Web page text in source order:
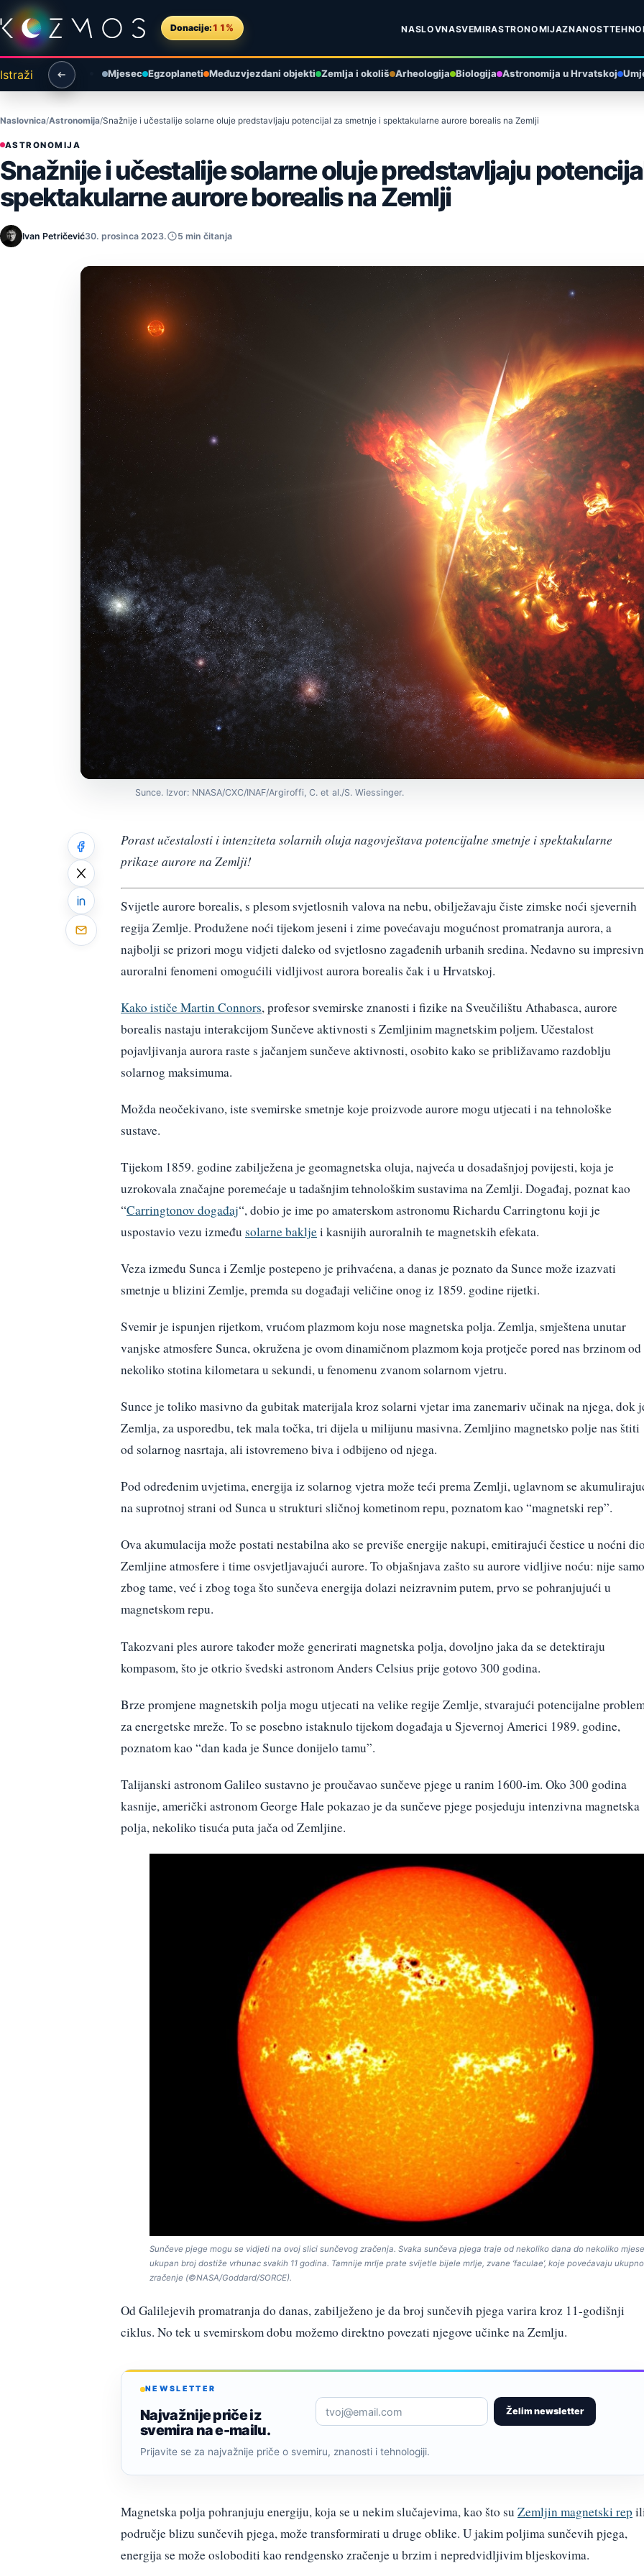
Preskoči na sadržaj
Donacije: 11% NASLOVNASVEMIRASTRONOMIJAZNANOST
Istraži Mjesec Egzoplaneti Međuzvjezdani objekti Zemlja i okoliš Arheologija Biologija Astronomija u Hrvatskoj
Naslovnica Astronomija Snažnije i učestalije solarne oluje predstavljaju potencijal za smetnje i spektakularne aurore borealis na Zemlji
ASTRONOMIJA
Snažnije i učestalije solarne oluje predstavljaju
spektakularne aurore borealis na Zemlji
Ivan Petričević30. prosinca 2023. 5 min čitanja
Sunce. Izvor: NNASA/CXC/INAF/Argiroffi, C. et al./S. Wiessinger.
Porast učestalosti i intenziteta solarnih oluja nagovještava potencijalne smetnje i spektakularne
prikaze aurore na Zemlji!
Svijetle aurore borealis, s plesom svjetlosnih valova na nebu, obilježavaju čiste zimske noći sjevernih
regija Zemlje. Produžene noći tijekom jeseni i zime povećavaju mogućnost promatranja aurora, a
najbolji se prizori mogu vidjeti daleko od svjetlosno zagađenih urbanih sredina. Nedavno su
auroralni fenomeni omogućili vidljivost aurora borealis čak i u Hrvatskoj.
Kako ističe Martin Connors, profesor svemirske znanosti i fizike na Sveučilištu Athabasca, aurore
borealis nastaju interakcijom Sunčeve aktivnosti s Zemljinim magnetskim poljem. Učestalost
pojavljivanja aurora raste s jačanjem sunčeve aktivnosti, osobito kako se približavamo razdoblju
solarnog maksimuma.
Možda neočekivano, iste svemirske smetnje koje proizvode aurore mogu utjecati i na tehnološke
sustave.
Tijekom 1859. godine zabilježena je geomagnetska oluja, najveća u dosadašnjoj povijesti, koja je
uzrokovala značajne poremećaje u tadašnjim tehnološkim sustavima na Zemlji. Događaj, poznat kao
“Carringtonov događaj“, dobio je ime po amaterskom astronomu Richardu Carringtonu koji je
uspostavio vezu između solarne bakljei kasnijih auroralnih te magnetskih efekata.
Veza između Sunca i Zemlje postepeno je prihvaćena, a danas je poznato da Sunce može izazvati
smetnje u blizini Zemlje, premda su događaji veličine onog iz 1859. godine rijetki.
Svemir je ispunjen rijetkom, vrućom plazmom koju nose magnetska polja. Zemlja, smještena unutar
vanjske atmosfere Sunca, okružena je ovom dinamičnom plazmom koja protječe pored nas brzinom od
nekoliko stotina kilometara u sekundi, u fenomenu zvanom solarnom vjetru.
Sunce je toliko masivno da gubitak materijala kroz solarni vjetar ima zanemariv učinak na njega, dok
Zemlja, za usporedbu, tek mala točka, tri dijela u milijunu masivna. Zemljino magnetsko polje nas štiti
od solarnog nasrtaja, ali istovremeno biva i odbijeno od njega.
Pod određenim uvjetima, energija iz solarnog vjetra može teći prema Zemlji, uglavnom se
na suprotnoj strani od Sunca u strukturi sličnoj kometinom repu, poznatom kao “magnetski rep”.
Ova akumulacija može postati nestabilna ako se previše energije nakupi, emitirajući čestice u noćni
Zemljine atmosfere i time osvjetljavajući aurore. To objašnjava zašto su aurore vidljive noću: nije samo
zbog tame, već i zbog toga što sunčeva energija dolazi neizravnim putem, prvo se pohranjujući u
magnetskom repu.
Takozvani ples aurore također može generirati magnetska polja, dovoljno jaka da se detektiraju
kompasom, što je otkrio švedski astronom Anders Celsius prije gotovo 300 godina.
Brze promjene magnetskih polja mogu utjecati na velike regije Zemlje, stvarajući potencijalne
za energetske mreže. To se posebno istaknulo tijekom događaja u Sjevernoj Americi 1989. godine,
poznatom kao “dan kada je Sunce donijelo tamu”.
Talijanski astronom Galileo sustavno je proučavao sunčeve pjege u ranim 1600-im. Oko 300 godina
kasnije, američki astronom George Hale pokazao je da sunčeve pjege posjeduju intenzivna magnetska
polja, nekoliko tisuća puta jača od Zemljine.
Sunčeve pjege mogu se vidjeti na ovoj slici sunčevog zračenja. Svaka sunčeva pjega traje od nekoliko dana do nekoliko
ukupan broj dostiže vrhunac svakih 11 godina. Tamnije mrlje prate svijetle bijele mrlje, zvane ‘faculae’, koje povećavaju
zračenje (©NASA/Goddard/SORCE).
Od Galilejevih promatranja do danas, zabilježeno je da broj sunčevih pjega varira kroz 11-godišnji
ciklus. No tek u svemirskom dobu možemo direktno povezati njegove učinke na Zemlju.
NEWSLETTER
Najvažnije priče iz
svemira na e-mailu.
Želim newsletter
Prijavite se za najvažnije priče o svemiru, znanosti i tehnologiji.
Magnetska polja pohranjuju energiju, koja se u nekim slučajevima, kao što su Zemljin magnetski rep
područje blizu sunčevih pjega, može transformirati u druge oblike. U jakim poljima sunčevih pjega,
energija se može osloboditi kao rendgensko zračenje u brzim i nepredvidljivim bljeskovima.